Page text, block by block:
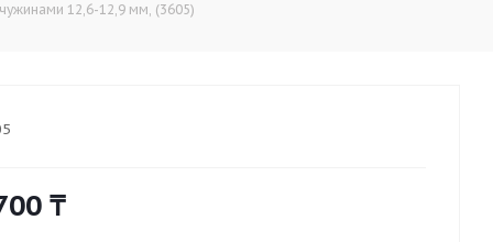
12,6-12,9 мм, (3605)
₸